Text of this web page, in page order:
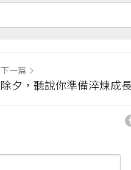
下一篇
除夕，聽說你準備淬煉成